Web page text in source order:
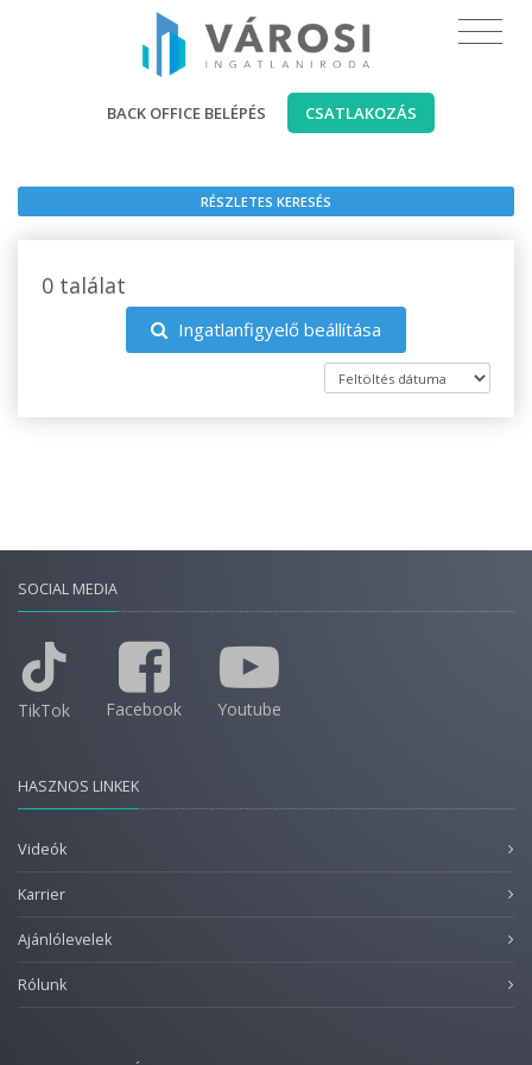
BACK OFFICE BELÉPÉS CSATLAKOZÁS
RÉSZLETES KERESÉS
0 találat
Ingatlanfigyelő beállítása
SOCIAL MEDIA
TikTok Facebook Youtube
HASZNOS LINKEK
Videók
Karrier
Ajánlólevelek
Rólunk